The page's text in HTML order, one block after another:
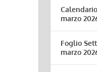
marzo
Foglio
marzo